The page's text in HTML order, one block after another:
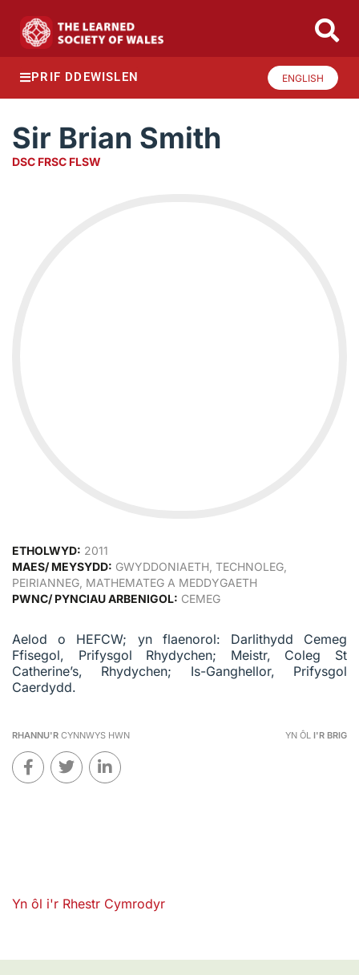
PRIF DDEWISLEN ENGLISH
Sir Brian Smith
DSC FRSC FLSW
ETHOLWYD: 2011
MAES/ MEYSYDD: GWYDDONIAETH, TECHNOLEG,
PEIRIANNEG, MATHEMATEG A MEDDYGAETH
PWNC/ PYNCIAU ARBENIGOL: CEMEG
Aelod o HEFCW; yn flaenorol: Darlithydd Cemeg
Ffisegol, Prifysgol Rhydychen; Meistr, Coleg St
Catherine’s, Rhydychen; Is-Ganghellor, Prifysgol
Caerdydd.
RHANNU'R CYNNWYS HWN YN ÔL I'R BRIG
Yn ôl i'r Rhestr Cymrodyr